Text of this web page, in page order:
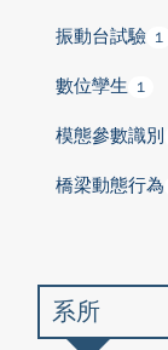
振動台試驗 1
數位孿生 1
模態參數識別
橋梁動態行為
系所